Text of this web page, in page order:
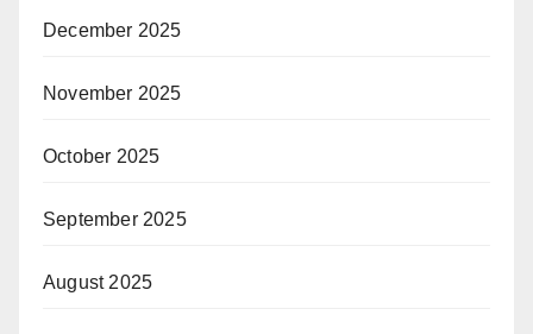
December 2025
November 2025
October 2025
September 2025
August 2025